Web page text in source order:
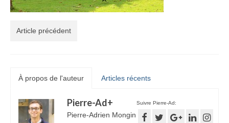
Article précédent
À propos de l'auteur Articles récents
Suivre Pierre-Ad:
Pierre-Ad+
Pierre-Adrien Mongin